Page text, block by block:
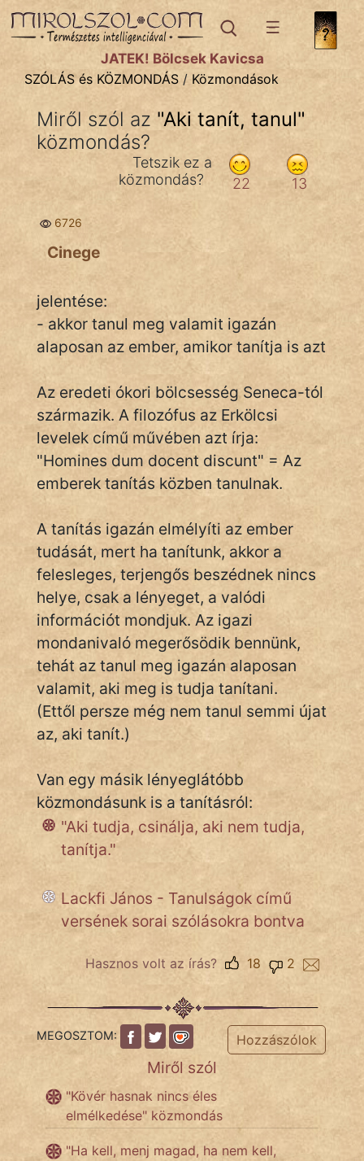
SZÓLÁS ÉS KÖZMONDÁStémák:
Bibliai
Közmondások
Szóláscsoportok
Szólások
Tréfás
IRODALOM
SZÓLÁS
És
PSZICHO
ZENE
FILM
ÉLETMÓD
MAGYARSÁG
És
TÖRTÉNELEM
Népszerű szerzőink:
cinege
fantom
Hunor
Jób Gedeon
Láron Ádám
vörös ördög
NapHold
Név nélkül
JÁTÉK! Bölcsek Kavicsa
SZÓLÁS és KÖZMONDÁS / Közmondások
Miről szól az "Aki tanít, tanul"
közmondás?
13
22
Tetszik ez a
közmondás?
6726
Cinege
jelentése:
- akkor tanul meg valamit igazán
alaposan az ember, amikor tanítja is azt
Az eredeti ókori bölcsesség Seneca-tól
származik. A filozófus az Erkölcsi
levelek című művében azt írja:
"Homines dum docent discunt" = Az
emberek tanítás közben tanulnak.
A tanítás igazán elmélyíti az ember
tudását, mert ha tanítunk, akkor a
felesleges, terjengős beszédnek nincs
helye, csak a lényeget, a valódi
információt mondjuk. Az igazi
mondanivaló megerősödik bennünk,
tehát az tanul meg igazán alaposan
valamit, aki meg is tudja tanítani.
(Ettől persze még nem tanul semmi újat
az, aki tanít.)
Van egy másik lényeglátóbb
közmondásunk is a tanításról:
"Aki tudja, csinálja, aki nem tudja,
tanítja."
Lackfi János - Tanulságok című
versének sorai szólásokra bontva
Hasznos volt az írás? 2
18
MEGOSZTOM: Hozzászólok
Miről szól
"Kövér hasnak nincs éles
elmélkedése" közmondás
"Ha kell, menj magad, ha nem kell,